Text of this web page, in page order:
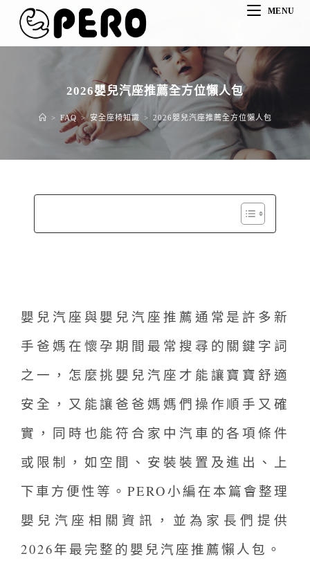
MENU
2026嬰兒汽座推薦全方位懶人包
> FAQ > 安全座椅知識 > 2026嬰兒汽座推薦全方位懶人包
嬰兒汽座與嬰兒汽座推薦通常是許多新
手爸媽在懷孕期間最常搜尋的關鍵字詞
之一，怎麼挑嬰兒汽座才能讓寶寶舒適
安全，又能讓爸爸媽媽們操作順手又確
實，同時也能符合家中汽車的各項條件
或限制，如空間、安裝裝置及進出、上
下車方便性等。PERO小編在本篇會整理
嬰兒汽座相關資訊，並為家長們提供
2026年最完整的嬰兒汽座推薦懶人包。